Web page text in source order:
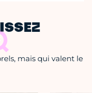
mais qui valent le